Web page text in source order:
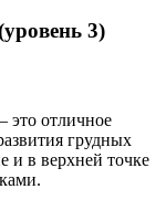
3)
отличное
грудных
и в верхней точке